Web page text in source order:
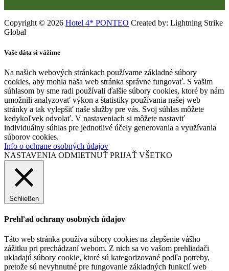
Copyright © 2026 Hotel 4* PONTEO Created by: Lightning Strike
Global
Vaše dáta si vážime
Na našich webových stránkach používame základné súbory
cookies, aby mohla naša web stránka správne fungovať. S vašim
súhlasom by sme radi používali ďalšie súbory cookies, ktoré by nám
umožnili analyzovať výkon a štatistiky používania našej web
stránky a tak vylepšiť naše služby pre vás. Svoj súhlas môžete
kedykoľvek odvolať. V nastaveniach si môžete nastaviť
individuálny súhlas pre jednotlivé účely generovania a využívania
súborov cookies.
Info o ochrane osobných údajov
NASTAVENIA ODMIETNUŤ PRIJAŤ VŠETKO
Schließen
Prehľad ochrany osobných údajov
Táto web stránka používa súbory cookies na zlepšenie vášho
zážitku pri prechádzaní webom. Z nich sa vo vašom prehliadači
ukladajú súbory cookie, ktoré sú kategorizované podľa potreby,
pretože sú nevyhnutné pre fungovanie základných funkcií web